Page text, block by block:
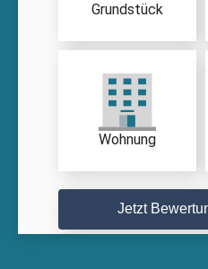
Grundstück
Wohnung
Jetzt